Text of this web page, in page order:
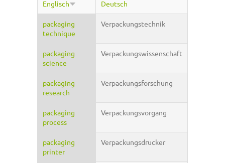
Englisch
Deutsch
packaging
technique
Verpackungstechnik
packaging
science
Verpackungswissenschaft
packaging
research
Verpackungsforschung
packaging
process
Verpackungsvorgang
packaging
printer
Verpackungsdrucker